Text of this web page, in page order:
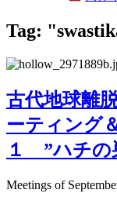
Tag:
古代地球離
ーティング
１ ”ハチの
Meetings of